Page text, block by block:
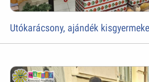
Utókarácsony, ajándék